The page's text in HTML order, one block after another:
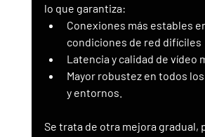
lo que garantiza:
Conexiones más estables
condiciones de red difíciles
Latencia y calidad de vídeo
Mayor robustez en todos
y entornos.
Se trata de otra mejora gradual,